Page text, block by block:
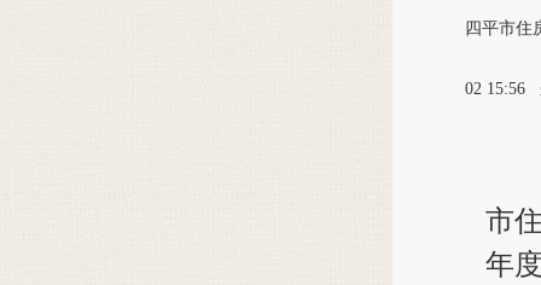
四平市住
02 15:56
市
年